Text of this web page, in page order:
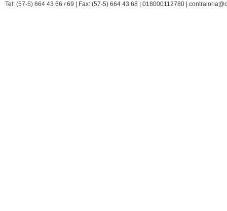
Tel: (57-5) 664 43 66 / 69 | Fax: (57-5) 664 43 68 | 018000112780 |